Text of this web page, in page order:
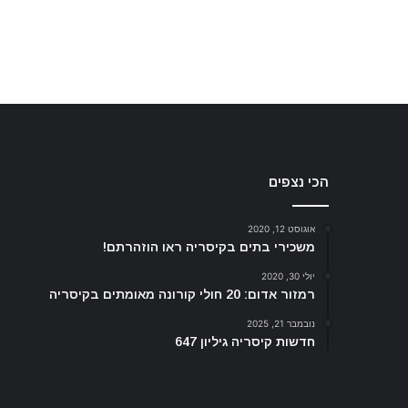
הכי נצפים
אוגוסט 12, 2020
משכירי בתים בקיסריה ראו הוזהרתם!
יולי 30, 2020
רמזור אדום: 20 חולי קורונה מאומתים בקיסריה
נובמבר 21, 2025
חדשות קיסריה גיליון 647